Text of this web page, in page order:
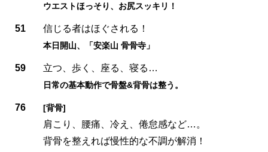
ウエストほっそり、お尻スッキリ！
51 信じる者はほぐされる！
本日開山、「安楽山 骨骨寺」
59 立つ、歩く、座る、寝る…
日常の基本動作で骨盤&背骨は整う。
76 [背骨]
肩こり、腰痛、冷え、倦怠感など…。
背骨を整えれば慢性的な不調が解消！